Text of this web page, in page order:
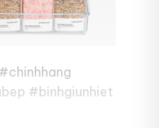
#binhgiunhiet